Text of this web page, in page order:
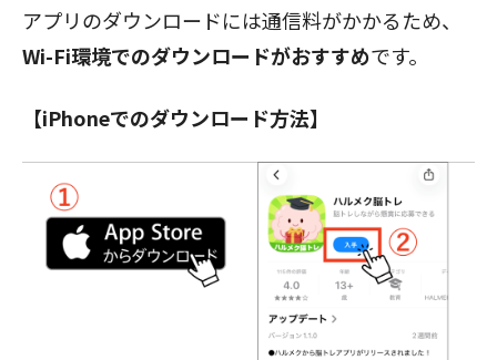
アプリのダウンロードには通信料がかかるため、
Wi-Fi環境でのダウンロードがおすすめです。
【iPhoneでのダウンロード方法】